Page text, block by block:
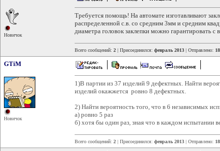
Новичок
Требуется помощь! На автомате изготавливают
распределенной с.в. со средним 3мм и средним
диаметра головок заклепки можно гарантировать
Всего сообщений: 2 | Присоединился: февраль 2013 | Отправлено:
GTiM
Новичок
1)В партии из 37 изделий 9 дефектных. Найти
изделий окажжется ровно 8 дефектных.
2) Найти вероятность того, что в 6 независимых
a) ровно 5 раз
б) хотя бы один раз, зная что в каждом испытании
Всего сообщений: 2 | Присоединился: февраль 2013 | Отправлено: